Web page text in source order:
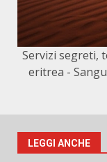
Servizi segreti,
eritrea -
LEGGI ANCHE